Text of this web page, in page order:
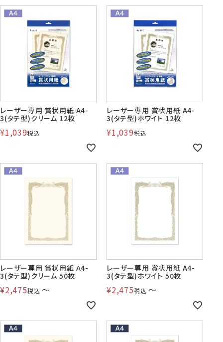
カレンダー のし紙・のし袋
株券・商品券
発送・包装・梱包資
材
その他 Cuoretti
洋5タテ封筒
A5縦2つ折
95×217
給与明細用封筒
B5横3つ折
95×215
喪中はがき印刷サービス
レーザー専用 賞状用紙 A4-
3(タテ型)クリーム 12枚
¥1,039税込
レーザー専用 賞状用紙 A4-
3(タテ型)ホワイト 12枚
¥1,039税込
レーザー専用 賞状用紙 A4-
3(タテ型)クリーム 50枚
¥2,475税込 〜
レーザー専用 賞状用紙 A4-
3(タテ型)ホワイト 50枚
¥2,475税込 〜